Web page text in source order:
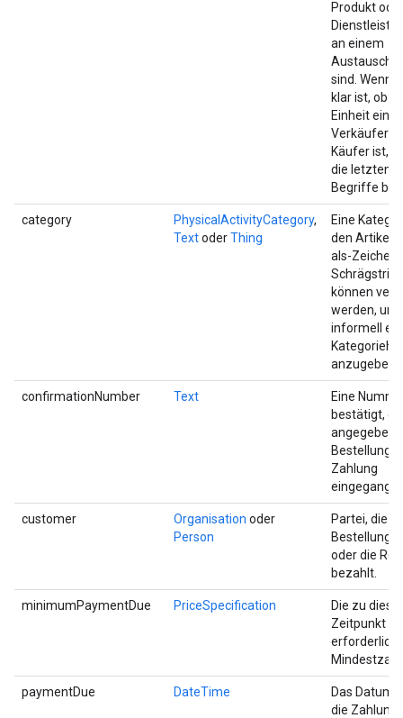
Produkt
an einem
Austausch
sind. Wenn
klar ist, ob
Einheit ein
Verkäufer
Käufer ist,
die letzten
Begriffe
category PhysicalActivityCategory,
TextoderThing
Eine
den Artikel.
als-Zeichen
können
werden, um
informell
anzugeben.
confirmationNumber Text
Eine
bestätigt,
angegebene
Bestellung
Zahlung
customer Organisation oder
Person
Partei, die
Bestellung
oder die
bezahlt.
minimumPaymentDue PriceSpecification
Die zu
Zeitpunkt
paymentDue DateTime
Das Datum,
die Zahlung